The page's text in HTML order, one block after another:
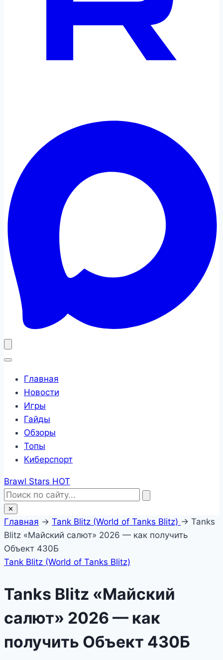
Главная
Новости
Игры
Гайды
Обзоры
Топы
Киберспорт
Brawl Stars HOT
✕
Главная → Tank Blitz (World of Tanks Blitz) → Tanks
Blitz «Майский салют» 2026 — как получить
Объект 430Б
Tank Blitz (World of Tanks Blitz)
Tanks Blitz «Майский
салют» 2026 — как
получить Объект 430Б